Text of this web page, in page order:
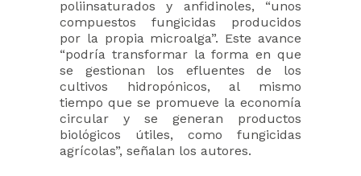
poliinsaturados y anfidinoles, “unos
compuestos fungicidas producidos
por la propia microalga”. Este avance
“podría transformar la forma en que
se gestionan los efluentes de los
cultivos hidropónicos, al mismo
tiempo que se promueve la economía
circular y se generan productos
biológicos útiles, como fungicidas
agrícolas”, señalan los autores.